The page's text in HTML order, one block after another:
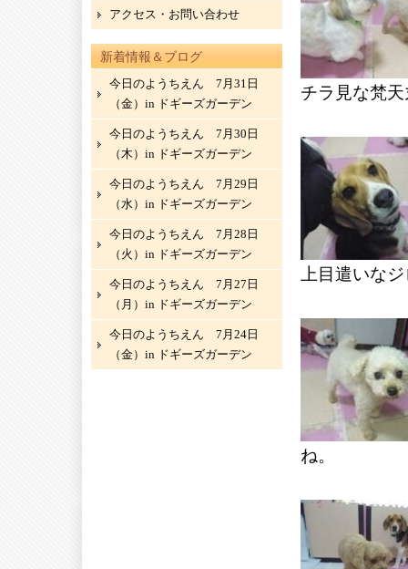
チラ見な梵
上目遣いな
ね。
アクセス・お問い合わせ
新着情報＆ブログ
今日のようちえん 7月31日
（金）in ドギーズガーデン
今日のようちえん 7月30日
（木）in ドギーズガーデン
今日のようちえん 7月29日
（水）in ドギーズガーデン
今日のようちえん 7月28日
（火）in ドギーズガーデン
今日のようちえん 7月27日
（月）in ドギーズガーデン
今日のようちえん 7月24日
（金）in ドギーズガーデン